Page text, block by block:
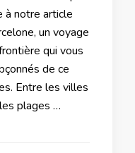
à notre article
un voyage
qui vous
de ce
Entre les villes
plages …